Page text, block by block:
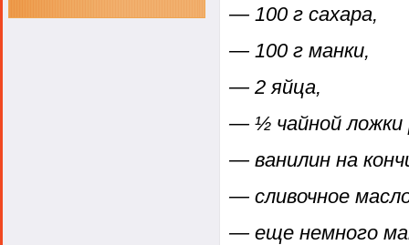
— 100 г сахара,
— 100 г манки,
— 2 яйца,
— ½ чайной ложки
— ванилин на
— сливочное
— еще немного